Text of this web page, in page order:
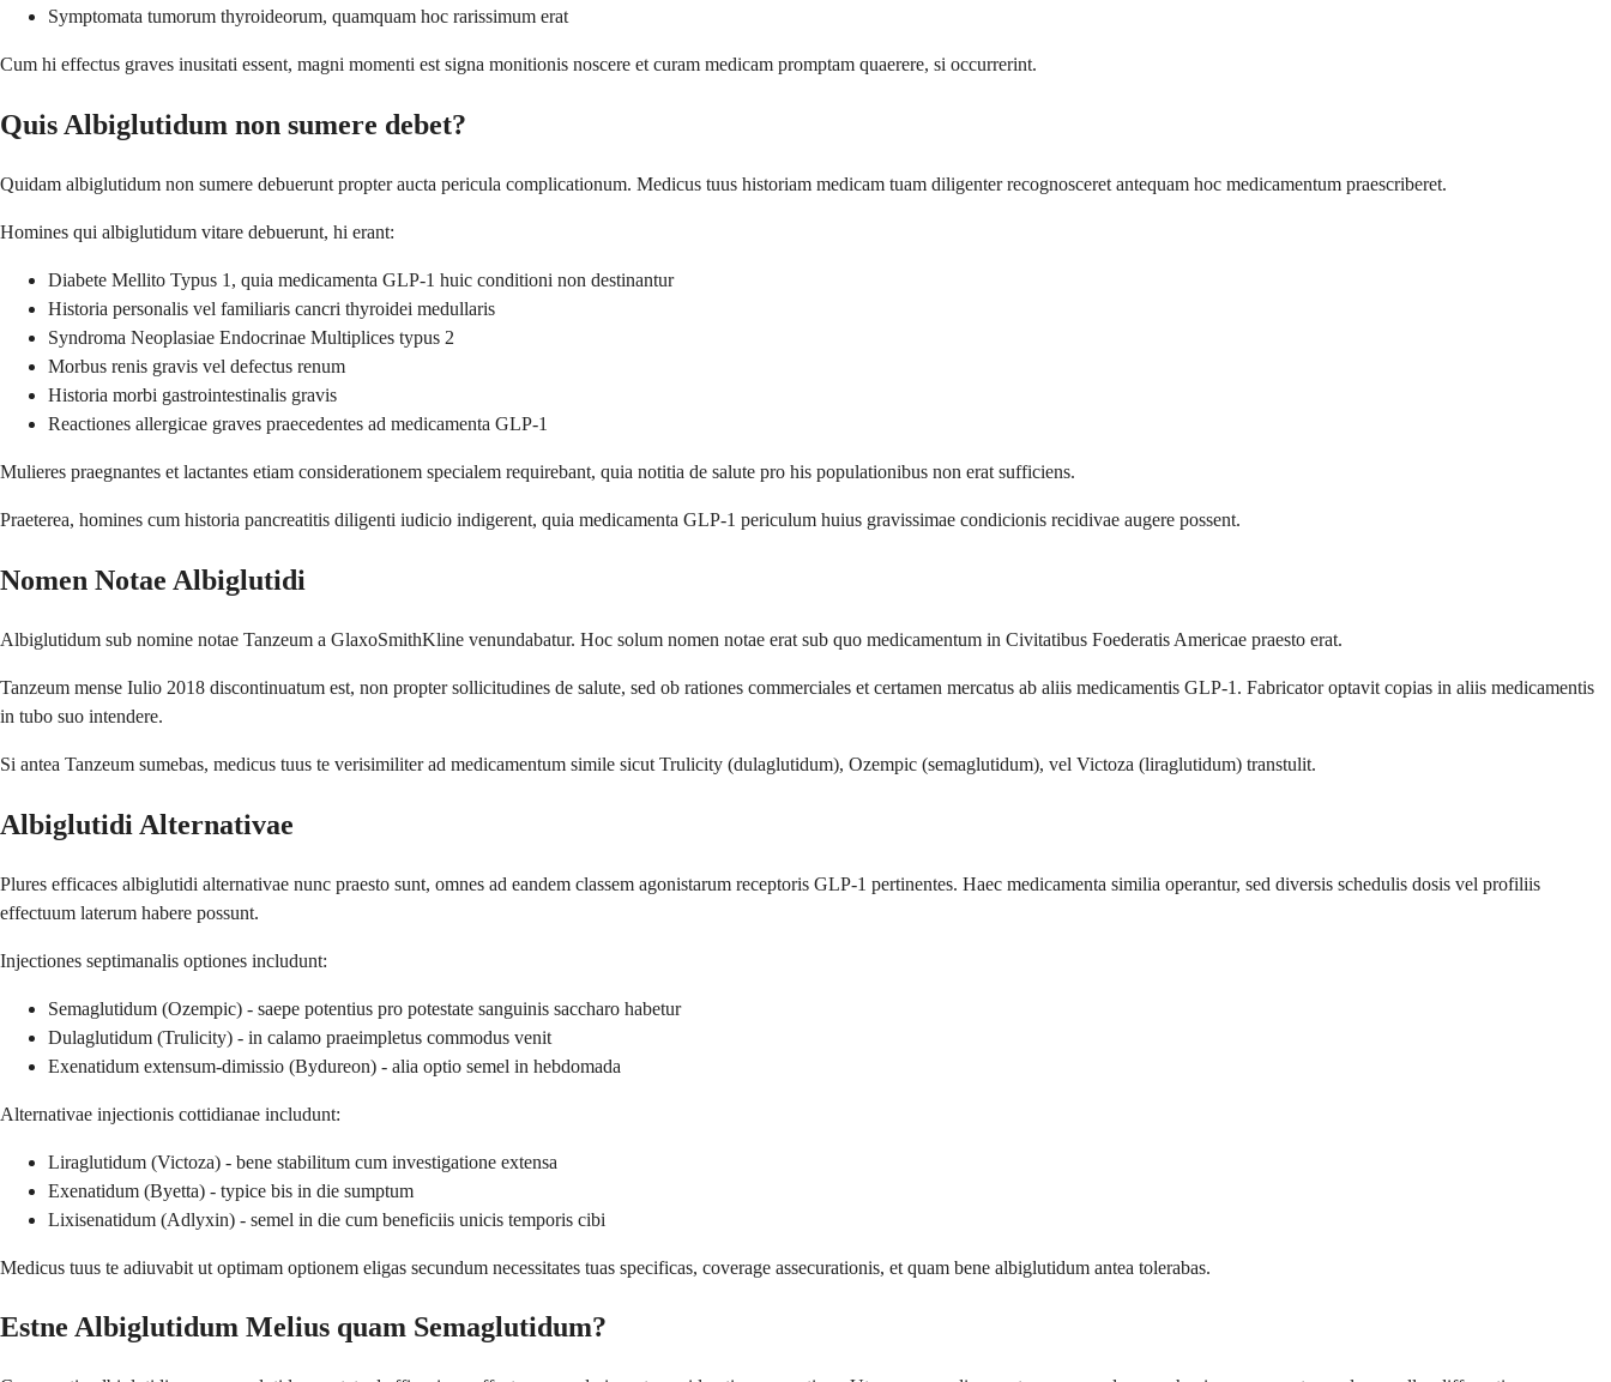
Symptomata tumorum thyroideorum, quamquam hoc rarissimum erat
Cum hi effectus graves inusitati essent, magni momenti est signa monitionis noscere et curam medicam promptam quaerere, si occurrerint.
Quis Albiglutidum non sumere debet?
Quidam albiglutidum non sumere debuerunt propter aucta pericula complicationum. Medicus tuus historiam medicam tuam diligenter recognosceret antequam hoc medicamentum praescriberet.
Homines qui albiglutidum vitare debuerunt, hi erant:
Diabete Mellito Typus 1, quia medicamenta GLP-1 huic conditioni non destinantur
Historia personalis vel familiaris cancri thyroidei medullaris
Syndroma Neoplasiae Endocrinae Multiplices typus 2
Morbus renis gravis vel defectus renum
Historia morbi gastrointestinalis gravis
Reactiones allergicae graves praecedentes ad medicamenta GLP-1
Mulieres praegnantes et lactantes etiam considerationem specialem requirebant, quia notitia de salute pro his populationibus non erat sufficiens.
Praeterea, homines cum historia pancreatitis diligenti iudicio indigerent, quia medicamenta GLP-1 periculum huius gravissimae condicionis recidivae augere possent.
Nomen Notae Albiglutidi
Albiglutidum sub nomine notae Tanzeum a GlaxoSmithKline venundabatur. Hoc solum nomen notae erat sub quo medicamentum in Civitatibus Foederatis Americae praesto erat.
Tanzeum mense Iulio 2018 discontinuatum est, non propter sollicitudines de salute, sed ob rationes commerciales et certamen mercatus ab aliis medicamentis GLP-1. Fabricator optavit copias in aliis medicamentis
in tubo suo intendere.
Si antea Tanzeum sumebas, medicus tuus te verisimiliter ad medicamentum simile sicut Trulicity (dulaglutidum), Ozempic (semaglutidum), vel Victoza (liraglutidum) transtulit.
Albiglutidi Alternativae
Plures efficaces albiglutidi alternativae nunc praesto sunt, omnes ad eandem classem agonistarum receptoris GLP-1 pertinentes. Haec medicamenta similia operantur, sed diversis schedulis dosis vel profiliis
effectuum laterum habere possunt.
Injectiones septimanalis optiones includunt:
Semaglutidum (Ozempic) - saepe potentius pro potestate sanguinis saccharo habetur
Dulaglutidum (Trulicity) - in calamo praeimpletus commodus venit
Exenatidum extensum-dimissio (Bydureon) - alia optio semel in hebdomada
Alternativae injectionis cottidianae includunt:
Liraglutidum (Victoza) - bene stabilitum cum investigatione extensa
Exenatidum (Byetta) - typice bis in die sumptum
Lixisenatidum (Adlyxin) - semel in die cum beneficiis unicis temporis cibi
Medicus tuus te adiuvabit ut optimam optionem eligas secundum necessitates tuas specificas, coverage assecurationis, et quam bene albiglutidum antea tolerabas.
Estne Albiglutidum Melius quam Semaglutidum?